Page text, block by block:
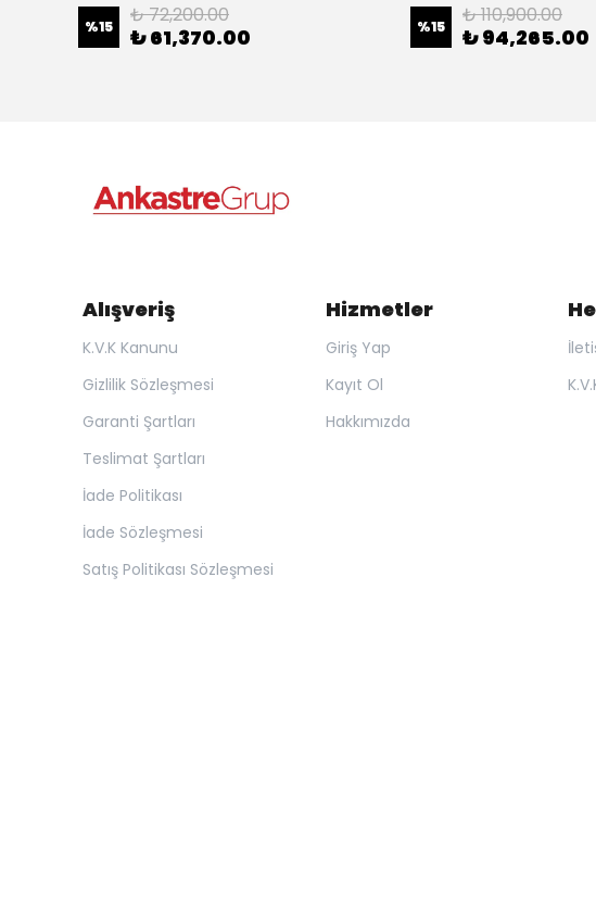
%15 ₺ 72,200.00
₺ 61,370.00 %15 ₺ 110,900.00
₺ 94,265.00
Alışveriş
K.V.K Kanunu
Gizlilik Sözleşmesi
Garanti Şartları
Teslimat Şartları
İade Politikası
İade Sözleşmesi
Satış Politikası Sözleşmesi
Hizmetler
Giriş Yap
Kayıt Ol
Hakkımızda